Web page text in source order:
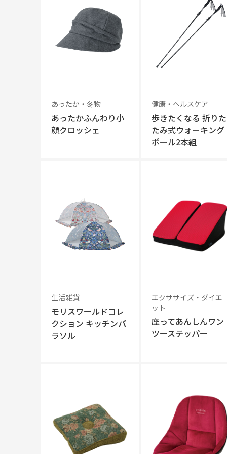
あったか・冬物
あったかふんわり小
顔クロッシェ
健康・ヘルスケア
歩きたくなる 折りた
たみ式ウォーキング
ポール2本組
生活雑貨
モリスワールドコレ
クション キッチンパ
ラソル
エクササイズ・ダイエ
ット
座ってあんしんワン
ツーステッパー